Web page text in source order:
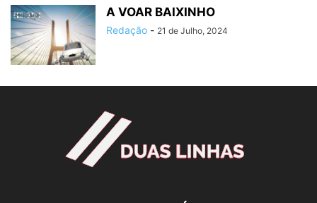
A VOAR BAIXINHO
Redação - 21 de Julho, 2024